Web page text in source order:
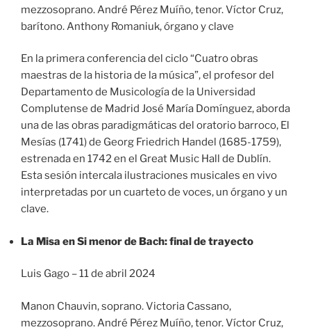
mezzosoprano. André Pérez Muíño, tenor. Víctor Cruz,
barítono. Anthony Romaniuk, órgano y clave
En la primera conferencia del ciclo “Cuatro obras
maestras de la historia de la música”, el profesor del
Departamento de Musicología de la Universidad
Complutense de Madrid José María Domínguez, aborda
una de las obras paradigmáticas del oratorio barroco, El
Mesías (1741) de Georg Friedrich Handel (1685-1759),
estrenada en 1742 en el Great Music Hall de Dublín.
Esta sesión intercala ilustraciones musicales en vivo
interpretadas por un cuarteto de voces, un órgano y un
clave.
La Misa en Si menor de Bach: final de trayecto
Luis Gago – 11 de abril 2024
Manon Chauvin, soprano. Victoria Cassano,
mezzosoprano. André Pérez Muíño, tenor. Víctor Cruz,